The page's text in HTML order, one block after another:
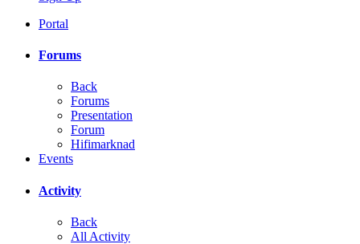
Portal
Forums
Back
Forums
Presentation
Forum
Hifimarknad
Events
Activity
Back
All Activity